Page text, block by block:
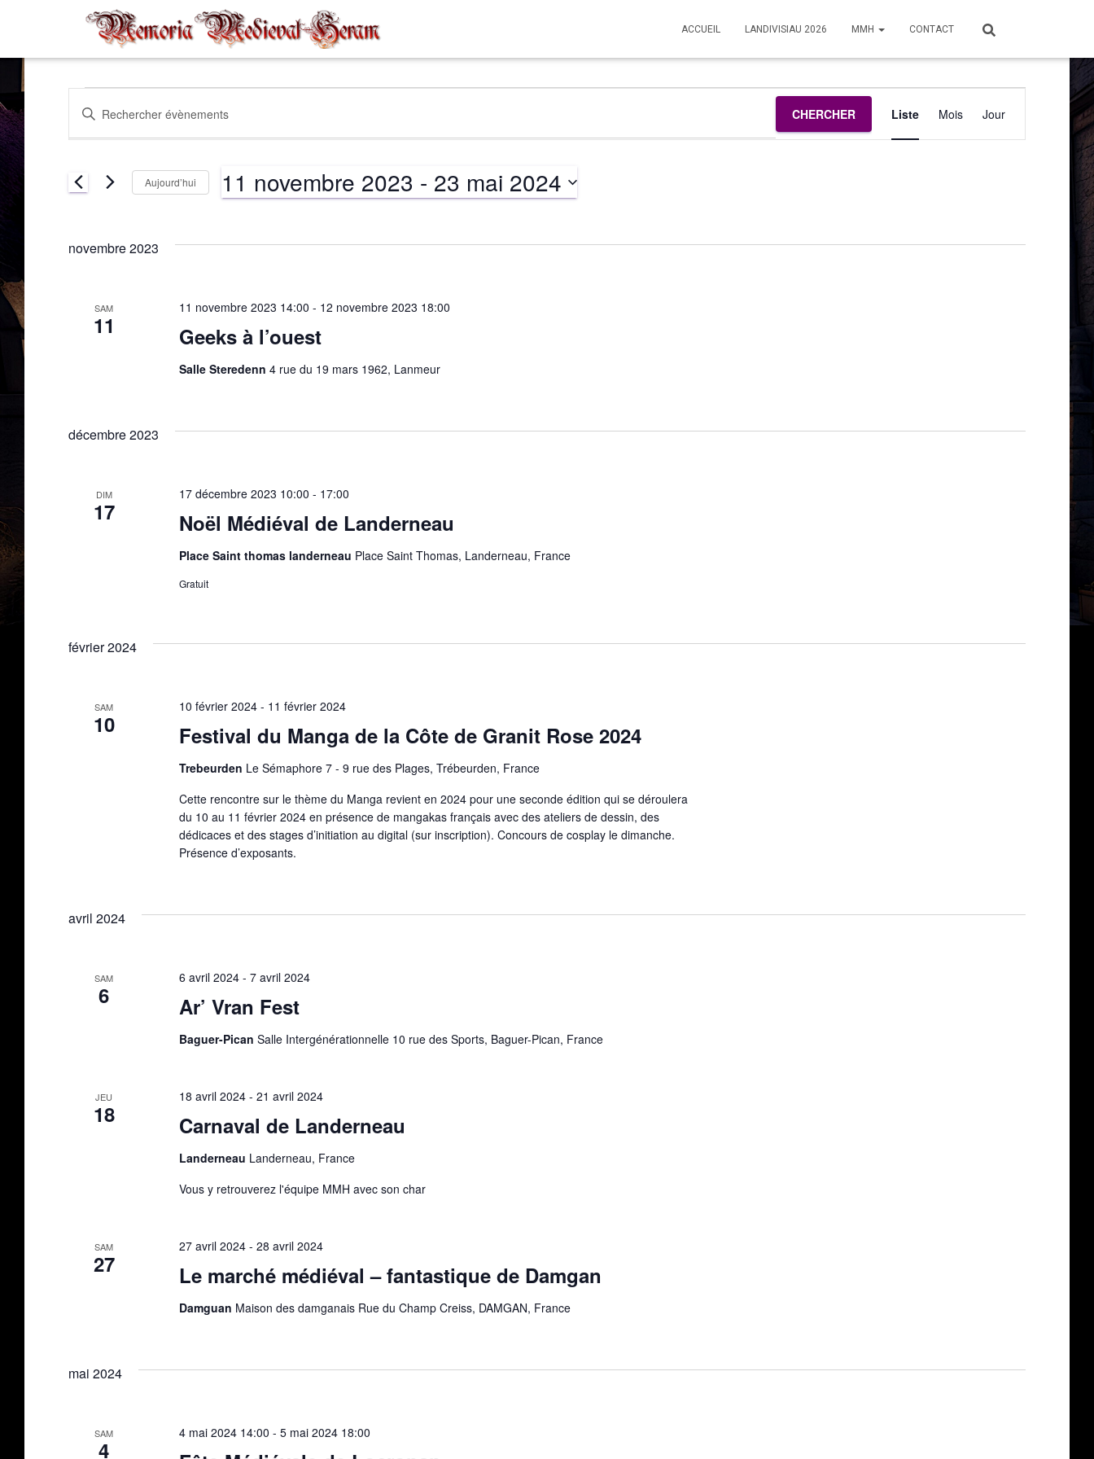
ACCUEIL LANDIVISIAU 2026 MMH CONTACT
Évènements
Recherche
de
vues
Évènements
Saisir
mot-
clé.
Évènements
par
CHERCHER
Navigation
de
Liste Mois Jour
Aujourd’hui 11 novembre 2023 - 23 mai 2024
date.
novembre 2023
SAM
11 Geeks à l’ouest
11 novembre 2023 14:00 - 12 novembre 2023 18:00
Salle Steredenn 4 rue du 19 mars 1962, Lanmeur
décembre 2023
DIM
17 Noël Médiéval de Landerneau
17 décembre 2023 10:00 - 17:00
Place Saint thomas landerneau Place Saint Thomas, Landerneau, France
Gratuit
février 2024
SAM
10 Festival du Manga de la Côte de Granit Rose 2024
10 février 2024- 11 février 2024
Trebeurden Le Sémaphore 7 - 9 rue des Plages, Trébeurden, France
Cette rencontre sur le thème du Manga revient en 2024 pour une seconde édition qui se déroulera
du 10 au 11 février 2024 en présence de mangakas français avec des ateliers de dessin, des
dédicaces et des stages d’initiation au digital (sur inscription). Concours de cosplay le dimanche.
Présence d’exposants.
avril 2024
SAM
6 Ar’ Vran Fest
6 avril 2024- 7 avril 2024
Baguer-Pican Salle Intergénérationnelle 10 rue des Sports, Baguer-Pican, France
JEU
18 Carnaval de Landerneau
18 avril 2024- 21 avril 2024
Landerneau Landerneau, France
Vous y retrouverez l'équipe MMH avec son char
SAM
27 Le marché médiéval – fantastique de Damgan
27 avril 2024- 28 avril 2024
Damguan Maison des damganais Rue du Champ Creiss, DAMGAN, France
mai 2024
SAM
4
4 mai 2024 14:00 - 5 mai 2024 18:00